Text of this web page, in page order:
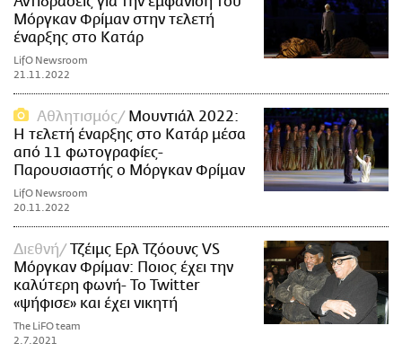
Μόργκαν Φρίμαν στην τελετή
έναρξης στο Κατάρ
LifO Newsroom
21.11.2022
Αθλητισμός
Μουντιάλ 2022:
Η τελετή έναρξης στο Κατάρ μέσα
από 11 φωτογραφίες-
Παρουσιαστής ο Μόργκαν Φρίμαν
LifO Newsroom
20.11.2022
Διεθνή
Τζέιμς Ερλ Τζόουνς VS
Μόργκαν Φρίμαν: Ποιος έχει την
καλύτερη φωνή- Το Twitter
«ψήφισε» και έχει νικητή
The LiFO team
2.7.2021